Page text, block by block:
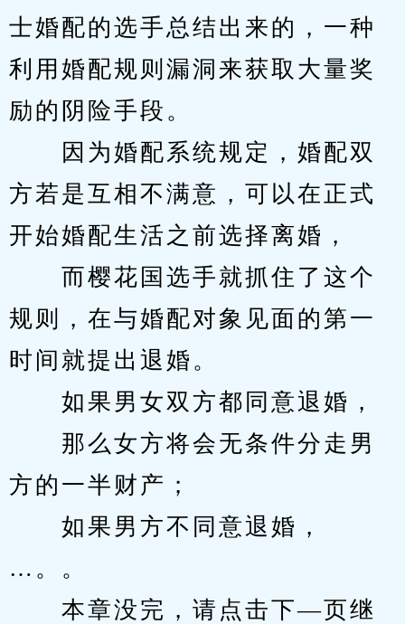
士婚配的选手总结出来的，一种
利用婚配规则漏洞来获取大量奖
励的阴险手段。
因为婚配系统规定，婚配双
方若是互相不满意，可以在正式
开始婚配生活之前选择离婚，
而樱花国选手就抓住了这个
规则，在与婚配对象见面的第一
时间就提出退婚。
如果男女双方都同意退婚，
那么女方将会无条件分走男
方的一半财产；
如果男方不同意退婚，
…。。
本章没完，请点击下—页继